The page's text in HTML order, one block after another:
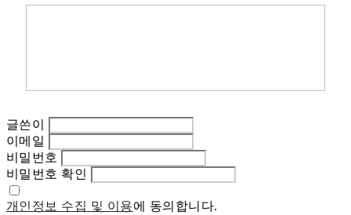
글쓴이
이메일
비밀번호
비밀번호 확인
개인정보 수집 및 이용에 동의합니다.